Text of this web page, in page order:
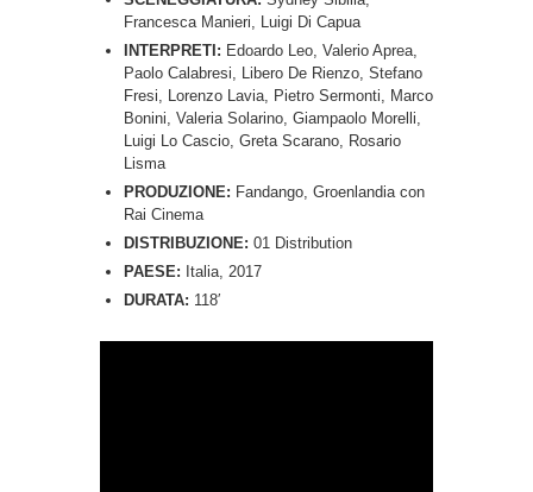
Francesca Manieri, Luigi Di Capua
INTERPRETI: Edoardo Leo, Valerio Aprea,
Paolo Calabresi, Libero De Rienzo, Stefano
Fresi, Lorenzo Lavia, Pietro Sermonti, Marco
Bonini, Valeria Solarino, Giampaolo Morelli,
Luigi Lo Cascio, Greta Scarano, Rosario
Lisma
PRODUZIONE: Fandango, Groenlandia con
Rai Cinema
DISTRIBUZIONE: 01 Distribution
PAESE: Italia, 2017
DURATA: 118′